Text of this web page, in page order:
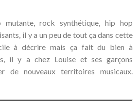
mutante, rock synthétique, hip hop
il y a un peu de tout ça dans cette
à décrire mais ça fait du bien à
il y a chez Louise et ses garçons
de nouveaux territoires musicaux.